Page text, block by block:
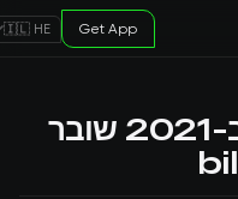
🇮🇱 HE Get App
מימון הון סיכון עולמי ב-2021 שובר